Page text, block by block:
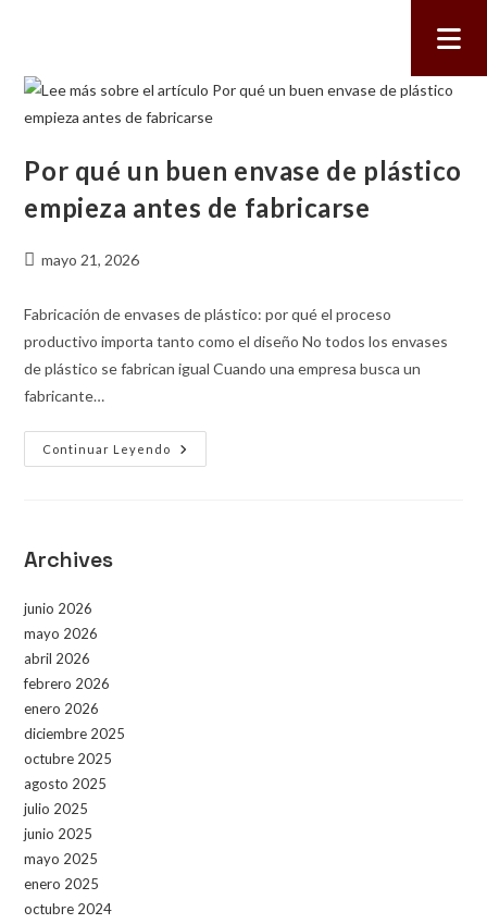
Por qué un buen envase de plástico
empieza antes de fabricarse
mayo 21, 2026
Fabricación de envases de plástico: por qué el proceso
productivo importa tanto como el diseño No todos los envases
de plástico se fabrican igual Cuando una empresa busca un
fabricante…
Continuar Leyendo
Archives
junio 2026
mayo 2026
abril 2026
febrero 2026
enero 2026
diciembre 2025
octubre 2025
agosto 2025
julio 2025
junio 2025
mayo 2025
enero 2025
octubre 2024